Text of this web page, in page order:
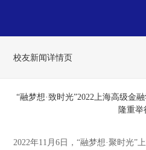
校友新闻详情页
“融梦想·致时光”2022上海高级金
隆重举
2022年11月6日，“融梦想·聚时光”